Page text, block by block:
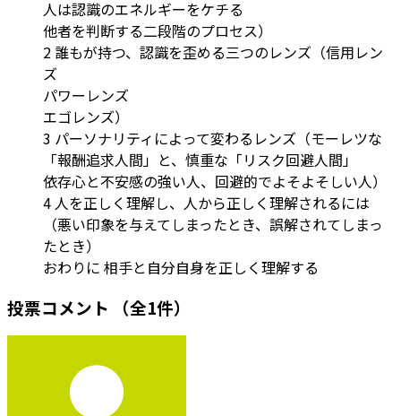
人は認識のエネルギーをケチる
他者を判断する二段階のプロセス）
2 誰もが持つ、認識を歪める三つのレンズ（信用レン
ズ
パワーレンズ
エゴレンズ）
3 パーソナリティによって変わるレンズ（モーレツな
「報酬追求人間」と、慎重な「リスク回避人間」
依存心と不安感の強い人、回避的でよそよそしい人）
4 人を正しく理解し、人から正しく理解されるには
（悪い印象を与えてしまったとき、誤解されてしまっ
たとき）
おわりに 相手と自分自身を正しく理解する
投票コメント （全1件）